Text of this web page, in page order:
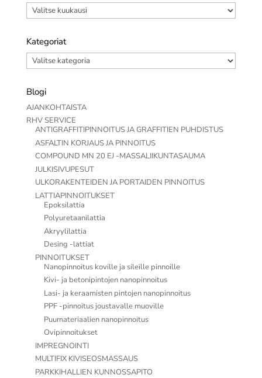
Arkistot
Kategoriat
Kategoriat
Blogi
AJANKOHTAISTA
RHV SERVICE
ANTIGRAFFITIPINNOITUS JA GRAFFITIEN PUHDISTUS
ASFALTIN KORJAUS JA PINNOITUS
COMPOUND MN 20 EJ -MASSALIIKUNTASAUMA
JULKISIVUPESUT
ULKORAKENTEIDEN JA PORTAIDEN PINNOITUS
LATTIAPINNOITUKSET
Epoksilattia
Polyuretaanilattia
Akryylilattia
Desing -lattiat
PINNOITUKSET
Nanopinnoitus koville ja sileille pinnoille
Kivi- ja betonipintojen nanopinnoitus
Lasi- ja keraamisten pintojen nanopinnoitus
PPF -pinnoitus joustavalle muoville
Puumateriaalien nanopinnoitus
Ovipinnoitukset
IMPREGNOINTI
MULTIFIX KIVISEOSMASSAUS
PARKKIHALLIEN KUNNOSSAPITO